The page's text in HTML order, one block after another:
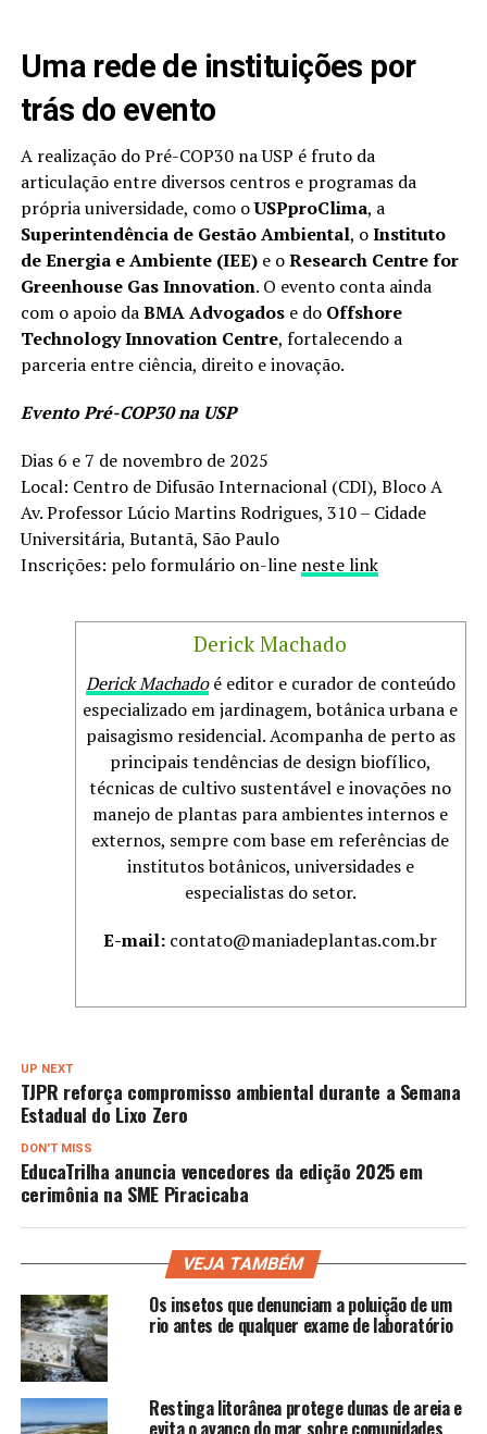
Uma rede de instituições por
trás do evento
A realização do Pré-COP30 na USP é fruto da
articulação entre diversos centros e programas da
própria universidade, como oUSPproClima, a
Superintendência de Gestão Ambiental, oInstituto
de Energia e Ambiente (IEE)e oResearch Centre for
Greenhouse Gas Innovation. O evento conta ainda
com o apoio daBMA Advogadose do Offshore
Technology Innovation Centre, fortalecendo a
parceria entre ciência, direito e inovação.
Evento Pré-COP30 na USP
Dias 6 e 7 de novembro de 2025
Local: Centro de Difusão Internacional (CDI), Bloco A
Av. Professor Lúcio Martins Rodrigues, 310 – Cidade
Universitária, Butantã, São Paulo
Inscrições: pelo formulário on-line neste link
Derick Machado
Derick Machadoé editor e curador de conteúdo
especializado em jardinagem, botânica urbana e
paisagismo residencial. Acompanha de perto as
principais tendências de design biofílico,
técnicas de cultivo sustentável e inovações no
manejo de plantas para ambientes internos e
externos, sempre com base em referências de
institutos botânicos, universidades e
especialistas do setor.
E-mail: contato@maniadeplantas.com.br
UP NEXT
TJPR reforça compromisso ambiental durante a Semana
Estadual do Lixo Zero
DON'T MISS
EducaTrilha anuncia vencedores da edição 2025 em
cerimônia na SME Piracicaba
VEJA TAMBÉM
Os insetos que denunciam a poluição de um
rio antes de qualquer exame de laboratório
Restinga litorânea protege dunas de areia e
evita o avanço do mar sobre comunidades